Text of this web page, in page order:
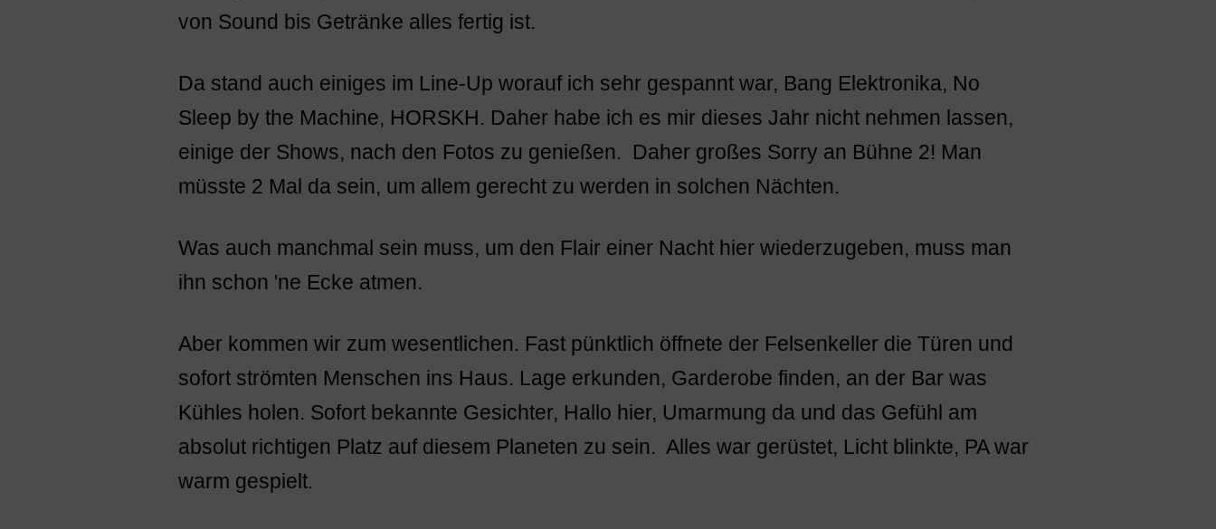
von Sound bis Getränke alles fertig ist.
Da stand auch einiges im Line-Up worauf ich sehr gespannt war, Bang Elektronika, No
Sleep by the Machine, HORSKH. Daher habe ich es mir dieses Jahr nicht nehmen lassen,
einige der Shows, nach den Fotos zu genießen. Daher großes Sorry an Bühne 2! Man
müsste 2 Mal da sein, um allem gerecht zu werden in solchen Nächten.
Was auch manchmal sein muss, um den Flair einer Nacht hier wiederzugeben, muss man
ihn schon 'ne Ecke atmen.
Aber kommen wir zum wesentlichen. Fast pünktlich öffnete der Felsenkeller die Türen und
sofort strömten Menschen ins Haus. Lage erkunden, Garderobe finden, an der Bar was
Kühles holen. Sofort bekannte Gesichter, Hallo hier, Umarmung da und das Gefühl am
absolut richtigen Platz auf diesem Planeten zu sein. Alles war gerüstet, Licht blinkte, PA war
warm gespielt.